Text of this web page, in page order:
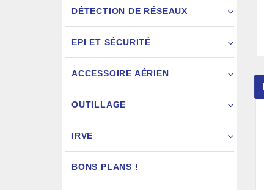
DÉTECTION DE RÉSEAUX
EPI ET SÉCURITÉ
ACCESSOIRE AÉRIEN
OUTILLAGE
IRVE
BONS PLANS !